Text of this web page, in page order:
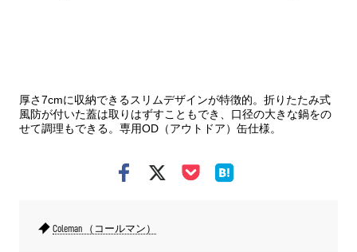
厚さ7cmに収納できるスリムデザインが特徴的。折りたたみ式
風防が付いた蓋は取りはずすこともでき、口径の大きな鍋をの
せて調理もできる。専用OD（アウトドア）缶仕様。
Coleman （コールマン）